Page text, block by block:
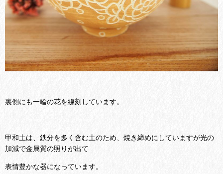
裏側にも一輪の花を線刻しています。
甲和土は、鉄分を多く含む土のため、焼き締めにしていますが光の
加減で金属質の照りが出て
表情豊かな器になっています。